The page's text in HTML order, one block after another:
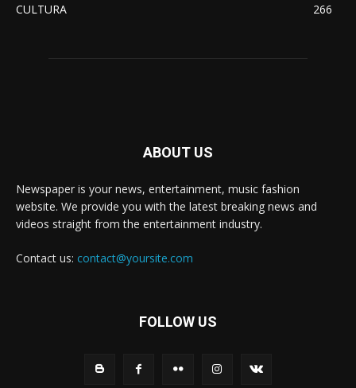
CULTURA
266
ABOUT US
Newspaper is your news, entertainment, music fashion
website. We provide you with the latest breaking news and
videos straight from the entertainment industry.
Contact us: contact@yoursite.com
FOLLOW US